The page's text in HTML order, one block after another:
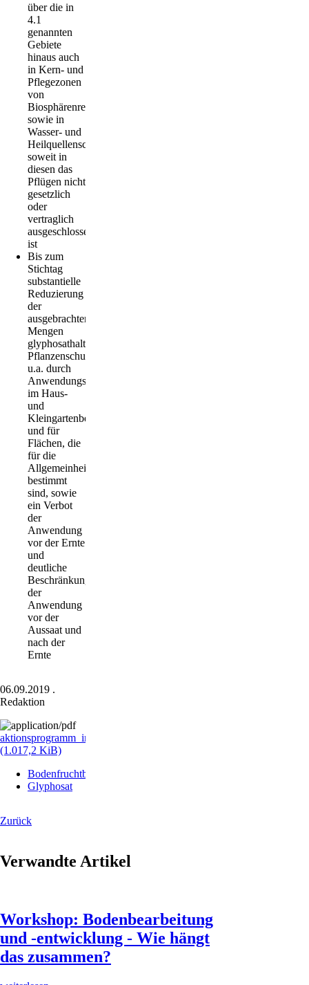
über die in
4.1
genannten
Gebiete
hinaus auch
in Kern- und
Pflegezonen
von
Biosphärenreservaten
sowie in
Wasser- und
Heilquellenschutzgebieten,
soweit in
diesen das
Pflügen nicht
gesetzlich
oder
vertraglich
ausgeschlossen
ist
Bis zum
Stichtag
substantielle
Reduzierung
der
ausgebrachten
Mengen
glyphosathaltiger
Pflanzenschutzmittel,
u.a. durch
Anwendungsverbote
im Haus-
und
Kleingartenbereich
und für
Flächen, die
für die
Allgemeinheit
bestimmt
sind, sowie
ein Verbot
der
Anwendung
vor der Ernte
und
deutliche
Beschränkungen
der
Anwendung
vor der
Aussaat und
nach der
Ernte
06.09.2019 .
Redaktion
aktionsprogramm_insektenschutz_kabinettversion_bf.pdf
(1.017,2 KiB)
Bodenfruchtbarkeit
Glyphosat
Zurück
Verwandte Artikel
Workshop: Bodenbearbeitung
und -entwicklung - Wie hängt
das zusammen?